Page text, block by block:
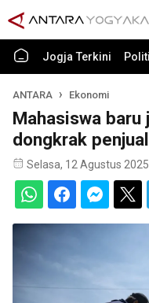
Jogja Terkini
ANTARA Ekonomi
Mahasiswa baru
dongkrak
Selasa, 12 Agustus